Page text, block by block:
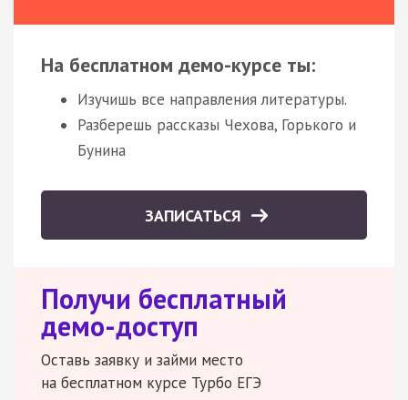
На бесплатном демо-курсе ты:
Изучишь все направления литературы.
Разберешь рассказы Чехова, Горького и
Бунина
ЗАПИСАТЬСЯ
Получи бесплатный
демо-доступ
Оставь заявку и займи место
на бесплатном курсе Турбо ЕГЭ